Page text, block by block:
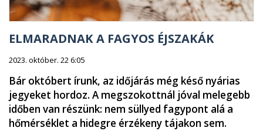
ELMARADNAK A FAGYOS ÉJSZAKÁK
2023. október. 22 6:05
Bár októbert írunk, az időjárás még késő nyárias
jegyeket hordoz. A megszokottnál jóval melegebb
időben van részünk: nem süllyed fagypont alá a
hőmérséklet a hidegre érzékeny tájakon sem.